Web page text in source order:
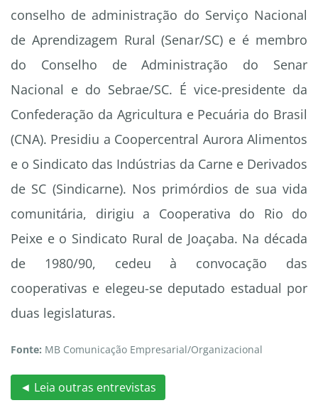
conselho de administração do Serviço Nacional
de Aprendizagem Rural (Senar/SC) e é membro
do Conselho de Administração do Senar
Nacional e do Sebrae/SC. É vice-presidente da
Confederação da Agricultura e Pecuária do Brasil
(CNA). Presidiu a Coopercentral Aurora Alimentos
e o Sindicato das Indústrias da Carne e Derivados
de SC (Sindicarne). Nos primórdios de sua vida
comunitária, dirigiu a Cooperativa do Rio do
Peixe e o Sindicato Rural de Joaçaba. Na década
de 1980/90, cedeu à convocação das
cooperativas e elegeu-se deputado estadual por
duas legislaturas.
Fonte: MB Comunicação Empresarial/Organizacional
◄ Leia outras entrevistas